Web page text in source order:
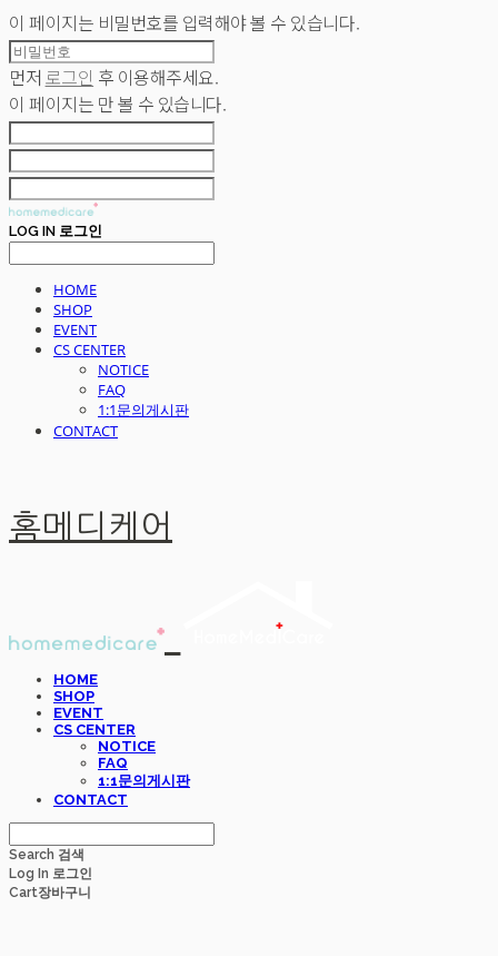
이 페이지는 비밀번호를 입력해야 볼 수 있습니다.
먼저 로그인 후 이용해주세요.
이 페이지는 만 볼 수 있습니다.
LOG IN 로그인
HOME
SHOP
EVENT
CS CENTER
NOTICE
FAQ
1:1문의게시판
CONTACT
홈메디케어
HOME
SHOP
EVENT
CS CENTER
NOTICE
FAQ
1:1문의게시판
CONTACT
Search 검색
Log In 로그인
Cart장바구니